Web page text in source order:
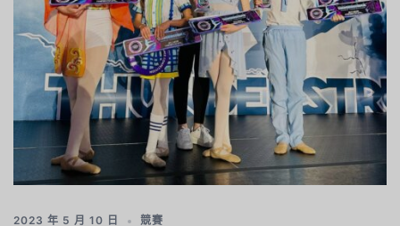
2023 年 5 月 10 日 競賽